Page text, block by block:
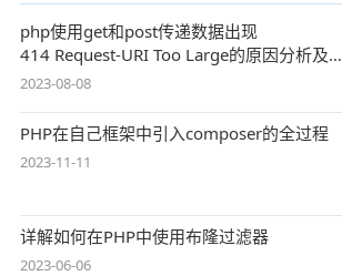
php使用get和post传递数据出现
414 Request-URI Too Large的原因分析及解
决方案
2023-08-08
PHP在自己框架中引入composer的全过程
2023-11-11
详解如何在PHP中使用布隆过滤器
2023-06-06